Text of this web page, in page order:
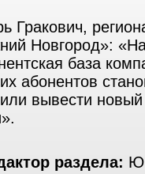
Гракович,
Новгород»:
база
абонентов
вывести
раздела: